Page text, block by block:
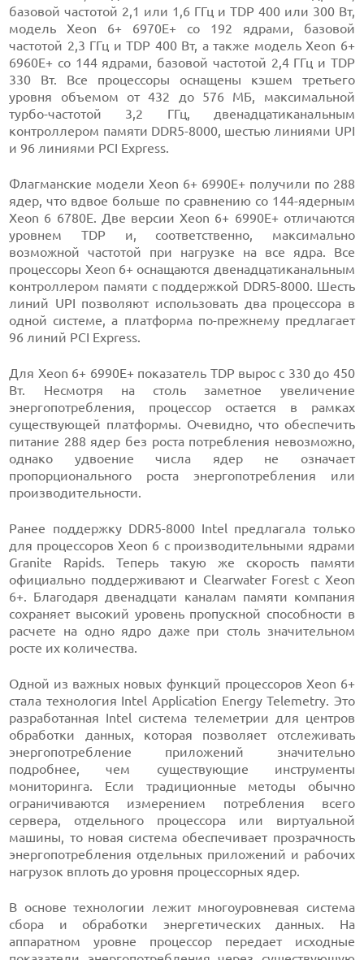
базовой частотой 2,1 или 1,6 ГГц и TDP 400 или 300 Вт,
модель Xeon 6+ 6970E+ со 192 ядрами, базовой
частотой 2,3 ГГц и TDP 400 Вт, а также модель Xeon 6+
6960E+ со 144 ядрами, базовой частотой 2,4 ГГц и TDP
330 Вт. Все процессоры оснащены кэшем третьего
уровня объемом от 432 до 576 МБ, максимальной
турбо-частотой 3,2 ГГц, двенадцатиканальным
контроллером памяти DDR5-8000, шестью линиями UPI
и 96 линиями PCI Express.
Флагманские модели Xeon 6+ 6990E+ получили по 288
ядер, что вдвое больше по сравнению со 144-ядерным
Xeon 6 6780E. Две версии Xeon 6+ 6990E+ отличаются
уровнем TDP и, соответственно, максимально
возможной частотой при нагрузке на все ядра. Все
процессоры Xeon 6+ оснащаются двенадцатиканальным
контроллером памяти с поддержкой DDR5-8000. Шесть
линий UPI позволяют использовать два процессора в
одной системе, а платформа по-прежнему предлагает
96 линий PCI Express.
Для Xeon 6+ 6990E+ показатель TDP вырос с 330 до 450
Вт. Несмотря на столь заметное увеличение
энергопотребления, процессор остается в рамках
существующей платформы. Очевидно, что обеспечить
питание 288 ядер без роста потребления невозможно,
однако удвоение числа ядер не означает
пропорционального роста энергопотребления или
производительности.
Ранее поддержку DDR5-8000 Intel предлагала только
для процессоров Xeon 6 с производительными ядрами
Granite Rapids. Теперь такую же скорость памяти
официально поддерживают и Clearwater Forest с Xeon
6+. Благодаря двенадцати каналам памяти компания
сохраняет высокий уровень пропускной способности в
расчете на одно ядро даже при столь значительном
росте их количества.
Одной из важных новых функций процессоров Xeon 6+
стала технология Intel Application Energy Telemetry. Это
разработанная Intel система телеметрии для центров
обработки данных, которая позволяет отслеживать
энергопотребление приложений значительно
подробнее, чем существующие инструменты
мониторинга. Если традиционные методы обычно
ограничиваются измерением потребления всего
сервера, отдельного процессора или виртуальной
машины, то новая система обеспечивает прозрачность
энергопотребления отдельных приложений и рабочих
нагрузок вплоть до уровня процессорных ядер.
В основе технологии лежит многоуровневая система
сбора и обработки энергетических данных. На
аппаратном уровне процессор передает исходные